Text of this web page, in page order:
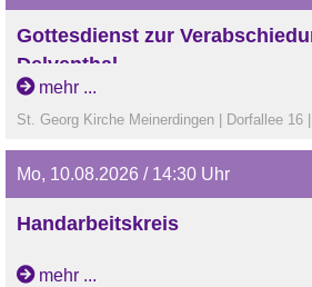
Gottesdienst zur
Delventhal
mehr ...
St. Georg Kirche Meinerdingen | Dorfallee 16
Mo, 10.08.2026 / 14:30 Uhr
Handarbeitskreis
(Pfarrwitwenhaus)
mehr ...